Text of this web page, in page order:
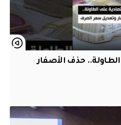
حذف الأصفار